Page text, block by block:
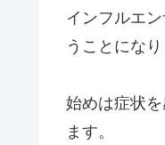
インフルエ
うことになり
始めは症状
ます。